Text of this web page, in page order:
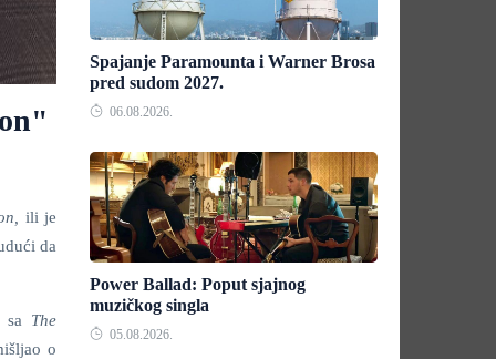
ili je
da
sa The
o
Spajanje Paramounta i Warner Brosa
pred sudom 2027.
06.08.2026.
Power Ballad: Poput sjajnog
muzičkog singla
05.08.2026.